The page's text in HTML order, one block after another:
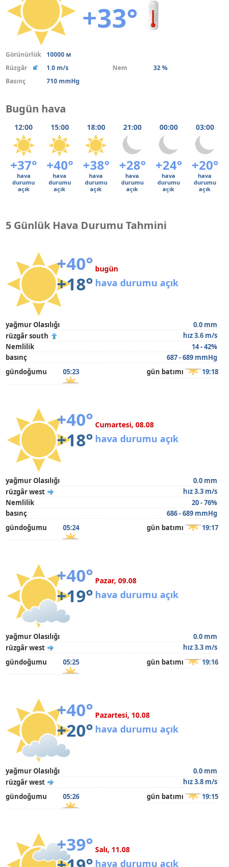
+33°
Görünürlük
10000 м
Rüzgâr
1.0 m/s Nem
32 %
Basınç
710 mmHg
Bugün hava
12:00 15:00 18:00 21:00 00:00 03:00
+37° +40° +38° +28° +24° +20°
hava
durumu
açık
hava
durumu
açık
hava
durumu
açık
hava
durumu
açık
hava
durumu
açık
hava
durumu
açık
5 Günlük Hava Durumu Tahmini
+40°
+18°
bugün
hava durumu açık
yağmur Olasılığı
0.0 mm
rüzgâr south
hız 3.6 m/s
Nemlilik
14 - 42%
basınç
687 - 689 mmHg
gündoğumu
05:23 gün batımı 19:18
+40°
+18°
Cumartesi, 08.08
hava durumu açık
yağmur Olasılığı
0.0 mm
rüzgâr west
hız 3.3 m/s
Nemlilik
20 - 76%
basınç
686 - 689 mmHg
gündoğumu
05:24 gün batımı 19:17
+40°
+19°
Pazar, 09.08
hava durumu açık
yağmur Olasılığı
0.0 mm
rüzgâr west
hız 3.3 m/s
gündoğumu
05:25 gün batımı 19:16
+40°
+20°
Pazartesi, 10.08
hava durumu açık
yağmur Olasılığı
0.0 mm
rüzgâr west
hız 3.8 m/s
gündoğumu
05:26 gün batımı 19:15
+39° Salı, 11.08
hava durumu açık